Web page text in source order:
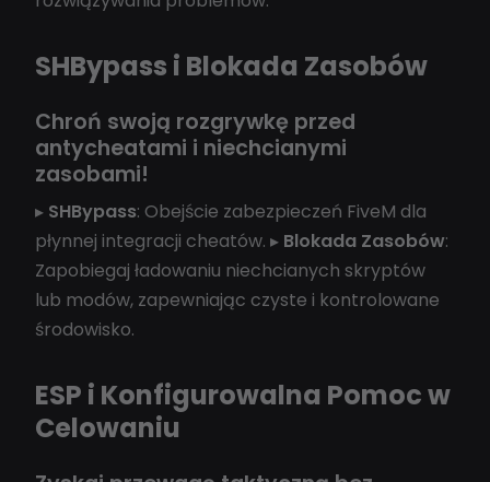
SHBypass i Blokada Zasobów
Chroń swoją rozgrywkę przed
antycheatami i niechcianymi
zasobami!
▸ SHBypass: Obejście zabezpieczeń FiveM dla
płynnej integracji cheatów. ▸ Blokada Zasobów:
Zapobiegaj ładowaniu niechcianych skryptów
lub modów, zapewniając czyste i kontrolowane
środowisko.
ESP i Konfigurowalna Pomoc w
Celowaniu